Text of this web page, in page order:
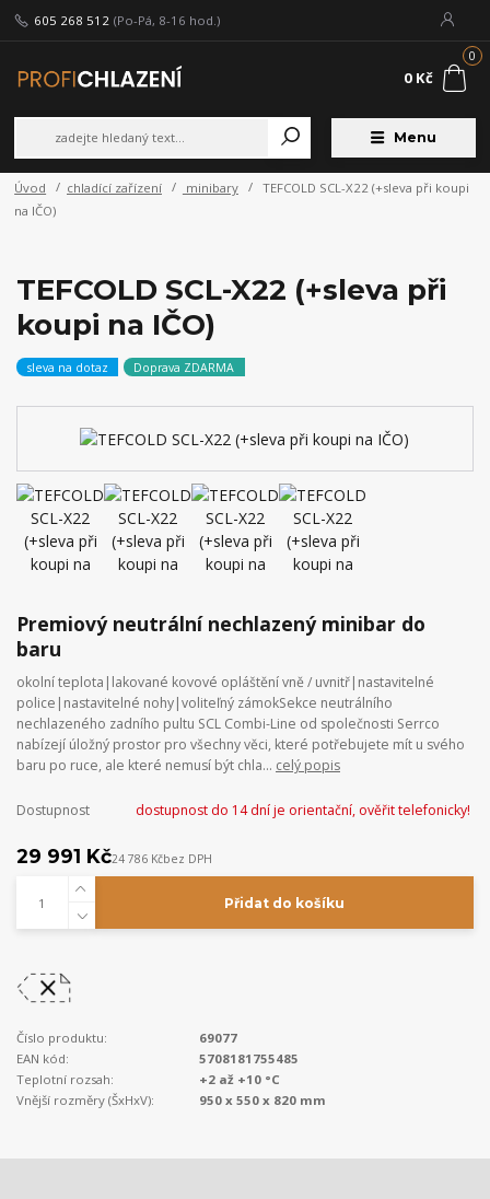
Menu
605 268 512 (Po-Pá, 8-16 hod.)
0
0 Kč
Úvod chladící zařízení minibary
TEFCOLD SCL-X22 (+sleva při koupi
na IČO)
TEFCOLD SCL-X22 (+sleva při
koupi na IČO)
sleva na dotaz Doprava ZDARMA
Premiový neutrální nechlazený minibar do
baru
okolní teplota|lakované kovové opláštění vně / uvnitř|nastavitelné
police|nastavitelné nohy|voliteľný zámokSekce neutrálního
nechlazeného zadního pultu SCL Combi-Line od společnosti Serrco
nabízejí úložný prostor pro všechny věci, které potřebujete mít u svého
baru po ruce, ale které nemusí být chla... celý popis
Dostupnost dostupnost do 14 dní je orientační, ověřit telefonicky!
29 991 Kč24 786 Kčbez DPH
Přidat do košíku
Číslo produktu:
69077
EAN kód:
5708181755485
Teplotní rozsah:
+2 až +10 °C
Vnější rozměry (ŠxHxV):
950 x 550 x 820 mm